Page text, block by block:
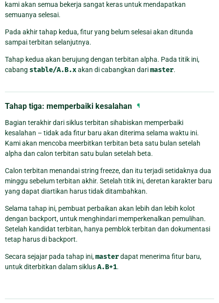
kami akan semua bekerja sangat keras untuk mendapatkan
semuanya selesai.
Pada akhir tahap kedua, fitur yang belum selesai akan ditunda
sampai terbitan selanjutnya.
Tahap kedua akan berujung dengan terbitan alpha. Pada titik ini,
cabang stable/A.B.xakan di cabangkan darimaster.
Tahap tiga: memperbaiki kesalahan ¶
Bagian terakhir dari siklus terbitan sihabiskan memperbaiki
kesalahan – tidak ada fitur baru akan diterima selama waktu ini.
Kami akan mencoba meerbitkan terbitan beta satu bulan setelah
alpha dan calon terbitan satu bulan setelah beta.
Calon terbitan menandai string freeze, dan itu terjadi setidaknya dua
minggu sebelum terbitan akhir. Setelah titik ini, deretan karakter baru
yang dapat diartikan harus tidak ditambahkan.
Selama tahap ini, pembuat perbaikan akan lebih dan lebih kolot
dengan backport, untuk menghindari memperkenalkan pemulihan.
Setelah kandidat terbitan, hanya pemblok terbitan dan dokumentasi
tetap harus di backport.
Secara sejajar pada tahap ini,masterdapat menerima fitur baru,
untuk diterbitkan dalam siklusA.B+1.